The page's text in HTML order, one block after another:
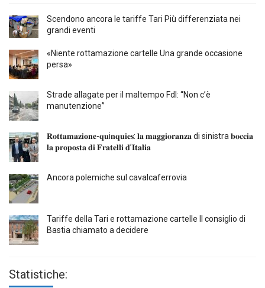
Scendono ancora le tariffe Tari Più differenziata nei
grandi eventi
«Niente rottamazione cartelle Una grande occasione
persa»
Strade allagate per il maltempo FdI: “Non c’è
manutenzione”
𝐑𝐨𝐭𝐭𝐚𝐦𝐚𝐳𝐢𝐨𝐧𝐞-𝐪𝐮i𝐧𝐪𝐮𝐢𝐞𝐬: 𝐥𝐚 𝐦𝐚𝐠𝐠𝐢𝐨𝐫𝐚𝐧𝐳𝐚 di sinistra 𝐛𝐨𝐜𝐜𝐢𝐚
𝐥𝐚 𝐩𝐫𝐨𝐩𝐨𝐬𝐭𝐚 𝐝𝐢 𝐅𝐫𝐚𝐭𝐞𝐥𝐥𝐢 𝐝’𝐈𝐭𝐚𝐥𝐢𝐚
Ancora polemiche sul cavalcaferrovia
Tariffe della Tari e rottamazione cartelle Il consiglio di
Bastia chiamato a decidere
Statistiche: